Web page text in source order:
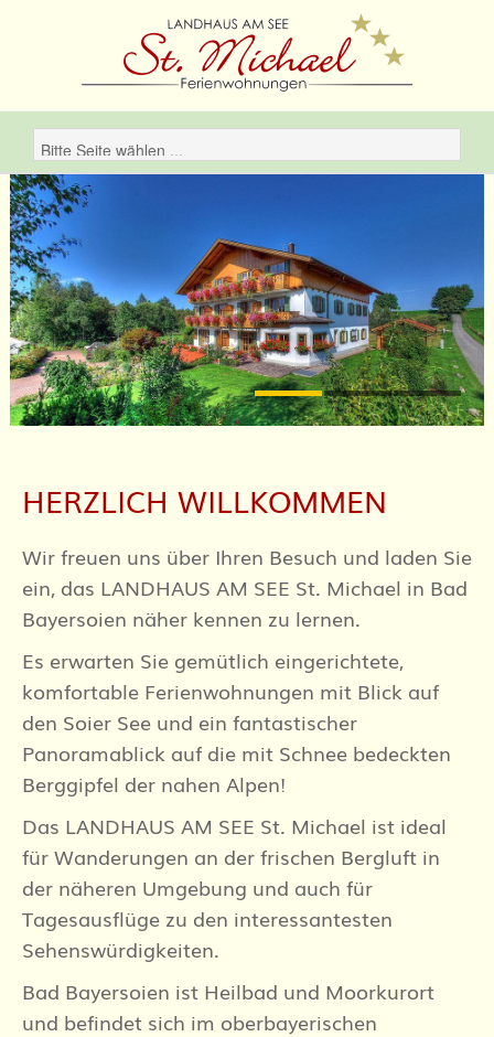
HERZLICH WILLKOMMEN
Wir freuen uns über Ihren Besuch und laden Sie
ein, das LANDHAUS AM SEE St. Michael in Bad
Bayersoien näher kennen zu lernen.
Es erwarten Sie gemütlich eingerichtete,
komfortable Ferienwohnungen mit Blick auf
den Soier See und ein fantastischer
Panoramablick auf die mit Schnee bedeckten
Berggipfel der nahen Alpen!
Das LANDHAUS AM SEE St. Michael ist ideal
für Wanderungen an der frischen Bergluft in
der näheren Umgebung und auch für
Tagesausflüge zu den interessantesten
Sehenswürdigkeiten.
Bad Bayersoien ist Heilbad und Moorkurort
und befindet sich im oberbayerischen